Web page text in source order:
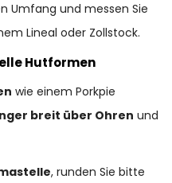
Umfang und messen Sie
Lineal oder Zollstock.
Hutformen
wie einem Porkpie
breit über Ohren und
, runden Sie bitte